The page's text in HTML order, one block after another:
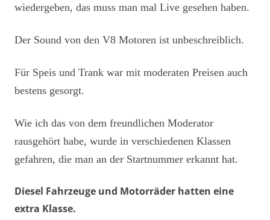
wiedergeben, das muss man mal Live gesehen haben.
Der Sound von den V8 Motoren ist unbeschreiblich.
Für Speis und Trank war mit moderaten Preisen auch
bestens gesorgt.
Wie ich das von dem freundlichen Moderator
rausgehört habe, wurde in verschiedenen Klassen
gefahren, die man an der Startnummer erkannt hat.
Diesel Fahrzeuge und Motorräder hatten eine
extra Klasse.